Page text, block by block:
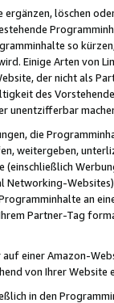
ergänzen, löschen
so
Einige Arten von
der nicht als
des
unentzifferbar
die
weitergeben,
(einschließlich
Networking-
an
Partner-Tag
einer Amazon-
von Ihrer
in den